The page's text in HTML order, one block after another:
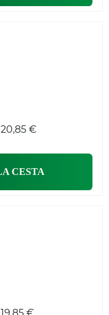
20,85 €
CESTA